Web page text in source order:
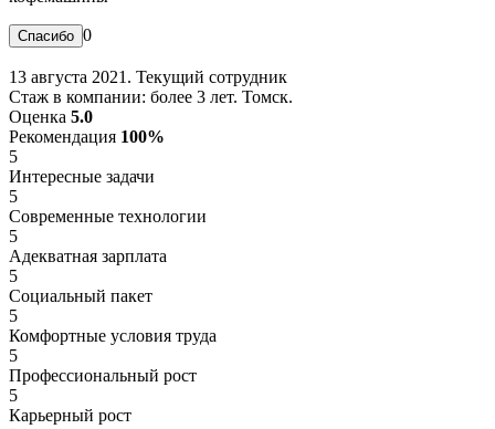
0
13 августа 2021. Текущий сотрудник
Стаж в компании: более 3 лет. Томск.
Оценка 5.0
Рекомендация 100%
5
Интересные задачи
5
Современные технологии
5
Адекватная зарплата
5
Социальный пакет
5
Комфортные условия труда
5
Профессиональный рост
5
Карьерный рост